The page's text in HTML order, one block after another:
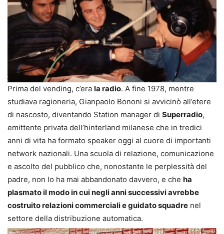
Prima del vending, c’era la radio. A fine 1978, mentre
studiava ragioneria, Gianpaolo Bononi si avvicinò all’etere
di nascosto, diventando Station manager di Superradio,
emittente privata dell’hinterland milanese che in tredici
anni di vita ha formato speaker oggi al cuore di importanti
network nazionali. Una scuola di relazione, comunicazione
e ascolto del pubblico che, nonostante le perplessità del
padre, non lo ha mai abbandonato davvero, e che ha
plasmato il modo in cui negli anni successivi avrebbe
costruito relazioni commerciali e guidato squadre nel
settore della distribuzione automatica.